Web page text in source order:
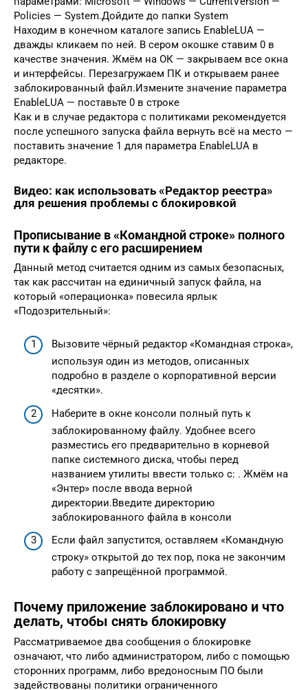
Policies — System.Дойдите до папки System
Находим в конечном каталоге запись EnableLUA —
дважды кликаем по ней. В сером окошке ставим 0 в
качестве значения. Жмём на ОК — закрываем все окна
и интерфейсы. Перезагружаем ПК и открываем ранее
заблокированный файл.Измените значение параметра
EnableLUA — поставьте 0 в строке
Как и в случае редактора с политиками рекомендуется
после успешного запуска файла вернуть всё на место —
поставить значение 1 для параметра EnableLUA в
редакторе.
Видео: как использовать «Редактор реестра»
для решения проблемы с блокировкой
Прописывание в «Командной строке» полного
пути к файлу с его расширением
Данный метод считается одним из самых безопасных,
так как рассчитан на единичный запуск файла, на
который «операционка» повесила ярлык
«Подозрительный»:
Вызовите чёрный редактор «Командная строка»,
используя один из методов, описанных
подробно в разделе о корпоративной версии
«десятки».
Наберите в окне консоли полный путь к
заблокированному файлу. Удобнее всего
разместись его предварительно в корневой
папке системного диска, чтобы перед
названием утилиты ввести только c: . Жмём на
«Энтер» после ввода верной
директории.Введите директорию
заблокированного файла в консоли
Если файл запустится, оставляем «Командную
строку» открытой до тех пор, пока не закончим
работу с запрещённой программой.
Почему приложение заблокировано и что
делать, чтобы снять блокировку
Рассматриваемое два сообщения о блокировке
означают, что либо администратором, либо с помощью
сторонних программ, либо вредоносным ПО были
задействованы политики ограниченного